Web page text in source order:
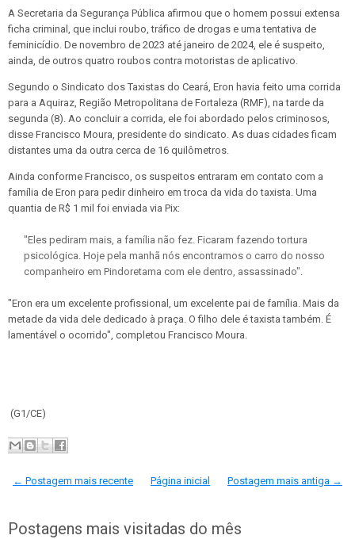
A Secretaria da Segurança Pública afirmou que o homem possui extensa
ficha criminal, que inclui roubo, tráfico de drogas e uma tentativa de
feminicídio. De novembro de 2023 até janeiro de 2024, ele é suspeito,
ainda, de outros quatro roubos contra motoristas de aplicativo.
Segundo o Sindicato dos Taxistas do Ceará, Eron havia feito uma corrida
para a Aquiraz, Região Metropolitana de Fortaleza (RMF), na tarde da
segunda (8). Ao concluir a corrida, ele foi abordado pelos criminosos,
disse Francisco Moura, presidente do sindicato. As duas cidades ficam
distantes uma da outra cerca de 16 quilômetros.
Ainda conforme Francisco, os suspeitos entraram em contato com a
família de Eron para pedir dinheiro em troca da vida do taxista. Uma
quantia de R$ 1 mil foi enviada via Pix:
"Eles pediram mais, a família não fez. Ficaram fazendo tortura
psicológica. Hoje pela manhã nós encontramos o carro do nosso
companheiro em Pindoretama com ele dentro, assassinado".
"Eron era um excelente profissional, um excelente pai de família. Mais da
metade da vida dele dedicado à praça. O filho dele é taxista também. É
lamentável o ocorrido", completou Francisco Moura.
(G1/CE)
← Postagem mais recente Postagem mais antiga →
Página inicial
Postagens mais visitadas do mês